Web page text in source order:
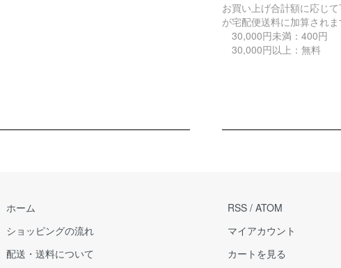
お買い上げ合計額に応じ
が宅配便送料に加算されま
30,000円未満：400円
30,000円以上：無料
ホーム
ショッピングの流れ
配送・送料について
RSS / ATOM
マイアカウント
カートを見る